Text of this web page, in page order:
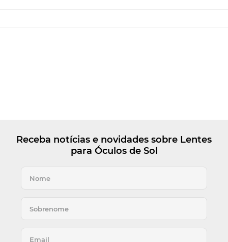
Receba notícias e novidades sobre Lentes
para Óculos de Sol